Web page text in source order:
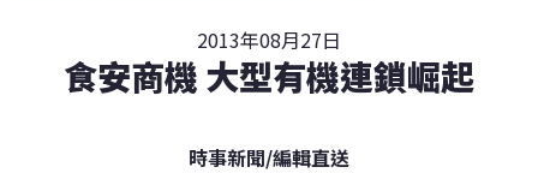
2013年08月27日
食安商機 大型有機連鎖崛起
時事新聞/編輯直送